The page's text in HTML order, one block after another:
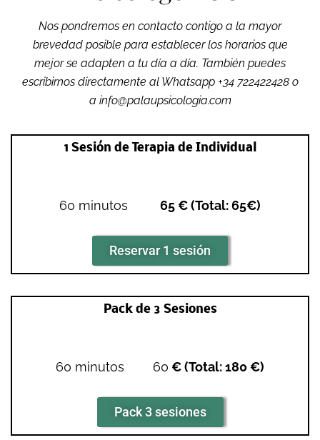
Nos pondremos en contacto contigo a la mayor
brevedad posible para establecer los horarios que
mejor se adapten a tu día a día. También puedes
escribirnos directamente al Whatsapp +34 722422428 o
a info@palaupsicologia.com
1 Sesión de Terapia de Individual
60 minutos 65 € (Total: 65€)
Reservar 1 sesión
Pack de 3 Sesiones
60 minutos 60 € (Total: 180 €)
Pack 3 sesiones